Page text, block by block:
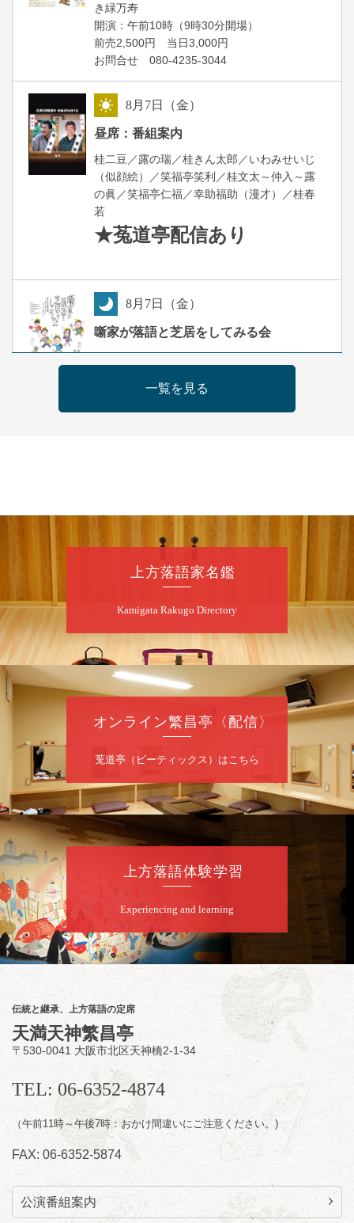
き緑万寿
開演：午前10時（9時30分開場）
前売2,500円 当日3,000円
お問合せ 080-4235-3044
8月 7日（金）
昼席：番組案内
桂二豆／露の瑞／桂きん太郎／いわみせいじ
（似顔絵）／笑福亭笑利／桂文太～仲入～露
の眞／笑福亭仁福／幸助福助（漫才）／桂春
若
★菟道亭配信あり
8月 7日（金）
噺家が落語と芝居をしてみる会
桂米之助／桂団治郎／桂弥太郎／桂米舞／是
開演：午後6時30分（6時開場）全席指定
前売3,500円 当日4,000円
日（土）
第2回 智之介・力造 二人会
笑福亭智之介「昭和任侠伝」「天王寺詣り」
／桂力造「桃太郎」「本膳」／桂二豆「開口
一番」
開演：午前10時（9時30分
開場 ）
前売2,000円 当日 2,500円
お問合せ：智之介・力造 二人会事務局 090-
昼
桂九寿玉／露の瑞／桂きん太郎／いわみせい
じ（似顔絵）／桂米之助／桂文太～仲入～露
の眞／笑福亭仁福／幸助福助（漫才）／桂春
★菟道亭配信あり
夜
小痴楽・三語のさるごりら落語会 2026
開演：午後6時（5時30分開場）全席指定
前売3,500円 当日4,000円
お問合せ：FANYチケット 0570-550-
100(10:00～19:00受付)
一覧を見る
上方落語家名鑑
Kamigata Rakugo Directory
オンライン繁昌亭〈配信〉
莵道亭（ピーティックス）はこちら
上方落語体験学習
Experiencing and learning
伝統と継承、上方落語の定席
天満天神繁昌亭
〒530-0041 大阪市北区天神橋2-1-34
TEL: 06-6352-4874
（午前11時～午後7時：おかけ間違いにご注意ください。)
FAX: 06-6352-5874
公演番組案内